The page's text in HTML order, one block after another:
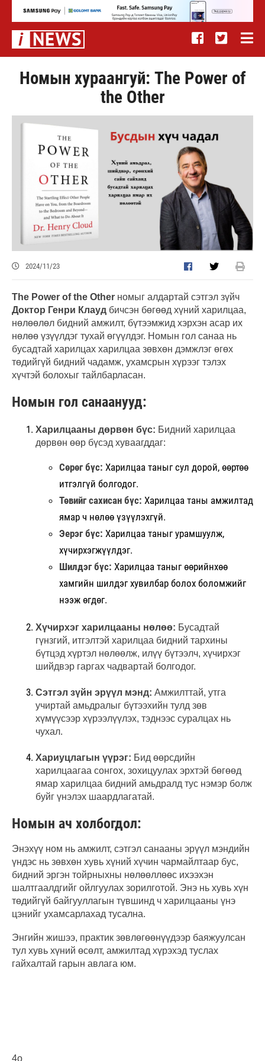
Номын хураангуй: The Power of
the Other
2024/11/23
The Power of the Other номыг алдартай сэтгэл зүйч
Доктор Генри Клауд бичсэн бөгөөд хүний харилцаа,
нөлөөлөл бидний амжилт, бүтээмжид хэрхэн асар их
нөлөө үзүүлдэг тухай өгүүлдэг. Номын гол санаа нь
бусадтай харилцах харилцаа зөвхөн дэмжлэг өгөх
төдийгүй бидний чадамж, ухамсрын хүрээг тэлэх
хүчтэй болохыг тайлбарласан.
Номын гол санаанууд:
Харилцааны дөрвөн бүс: Бидний харилцаа
дөрвөн өөр бүсэд хуваагддаг:
Сөрөг бүс: Харилцаа таныг сул дорой, өөртөө
итгэлгүй болгодог.
Төвийг сахисан бүс: Харилцаа таны амжилтад
ямар ч нөлөө үзүүлэхгүй.
Эерэг бүс: Харилцаа таныг урамшуулж,
хүчирхэгжүүлдэг.
Шилдэг бүс: Харилцаа таныг өөрийнхөө
хамгийн шилдэг хувилбар болох боломжийг
нээж өгдөг.
Хүчирхэг харилцааны нөлөө: Бусадтай
гүнзгий, итгэлтэй харилцаа бидний тархины
бүтцэд хүртэл нөлөөлж, илүү бүтээлч, хүчирхэг
шийдвэр гаргах чадвартай болгодог.
Сэтгэл зүйн эрүүл мэнд: Амжилттай, утга
учиртай амьдралыг бүтээхийн тулд зөв
хүмүүсээр хүрээлүүлэх, тэднээс суралцах нь
чухал.
Хариуцлагын үүрэг: Бид өөрсдийн
харилцаагаа сонгох, зохицуулах эрхтэй бөгөөд
ямар харилцаа бидний амьдралд тус нэмэр болж
буйг үнэлэх шаардлагатай.
Номын ач холбогдол:
Энэхүү ном нь амжилт, сэтгэл санааны эрүүл мэндийн
үндэс нь зөвхөн хувь хүний хүчин чармайлтаар бус,
бидний эргэн тойрныхны нөлөөллөөс ихээхэн
шалтгаалдгийг ойлгуулах зорилготой. Энэ нь хувь хүн
төдийгүй байгууллагын түвшинд ч харилцааны үнэ
цэнийг ухамсарлахад тусална.
Энгийн жишээ, практик зөвлөгөөнүүдээр баяжуулсан
тул хувь хүний өсөлт, амжилтад хүрэхэд туслах
гайхалтай гарын авлага юм.
4o